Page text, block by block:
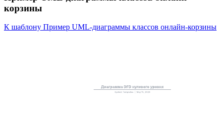
корзины
К шаблону Пример UML-диаграммы классов онлайн-корзины